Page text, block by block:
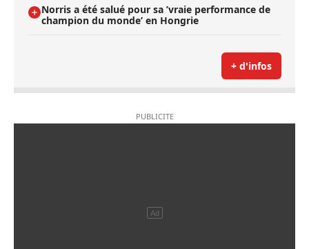
Norris a été salué pour sa ’vraie performance de
champion du monde’ en Hongrie
+ d'infos